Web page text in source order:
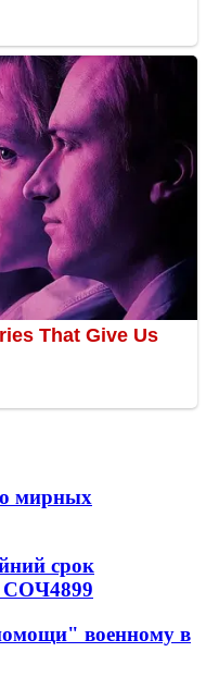
о мирных
срок
СОЧ4899
военному в